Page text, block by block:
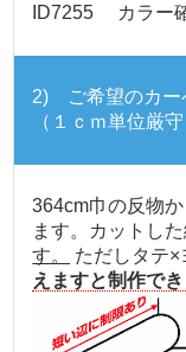
ID7255 カラー
2) ご希望のカー
（１ｃｍ単位厳
364cm巾の反物
ます。カットした
す。
ただしタテ
えますと制作で